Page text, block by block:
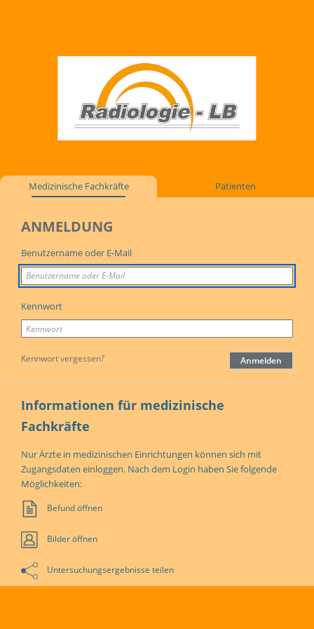
Medizinische Fachkräfte Patienten
ANMELDUNG
Benutzername oder E-Mail
Kennwort
Kennwort vergessen?
Informationen für medizinische
Fachkräfte
Nur Ärzte in medizinischen Einrichtungen können sich mit
Zugangsdaten einloggen. Nach dem Login haben Sie folgende
Möglichkeiten:
Befund öffnen
Bilder öffnen
Untersuchungsergebnisse teilen